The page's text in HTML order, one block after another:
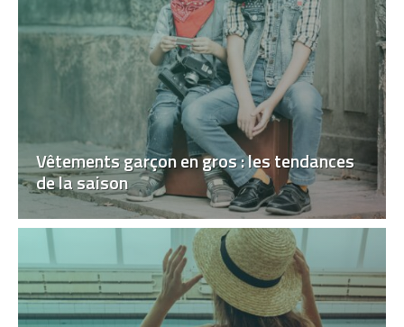
Vêtements garçon en gros : les tendances
de la saison